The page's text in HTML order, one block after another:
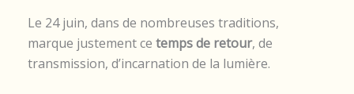
Le 24 juin, dans de nombreuses traditions,
marque justement ce temps de retour, de
transmission, d’incarnation de la lumière.